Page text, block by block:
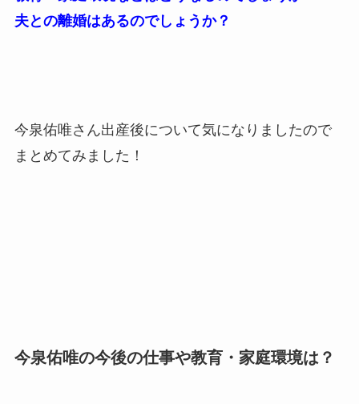
夫との離婚はあるのでしょうか？
今泉佑唯さん出産後について気になりましたので
まとめてみました！
今泉佑唯の今後の仕事や教育・家庭環境は？